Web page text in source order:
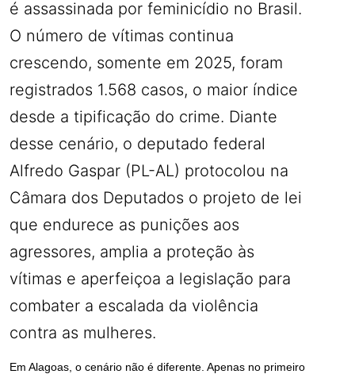
é assassinada por feminicídio no Brasil.
O número de vítimas continua
crescendo, somente em 2025, foram
registrados 1.568 casos, o maior índice
desde a tipificação do crime. Diante
desse cenário, o deputado federal
Alfredo Gaspar (PL-AL) protocolou na
Câmara dos Deputados o projeto de lei
que endurece as punições aos
agressores, amplia a proteção às
vítimas e aperfeiçoa a legislação para
combater a escalada da violência
contra as mulheres.
Em Alagoas, o cenário não é diferente. Apenas no primeiro